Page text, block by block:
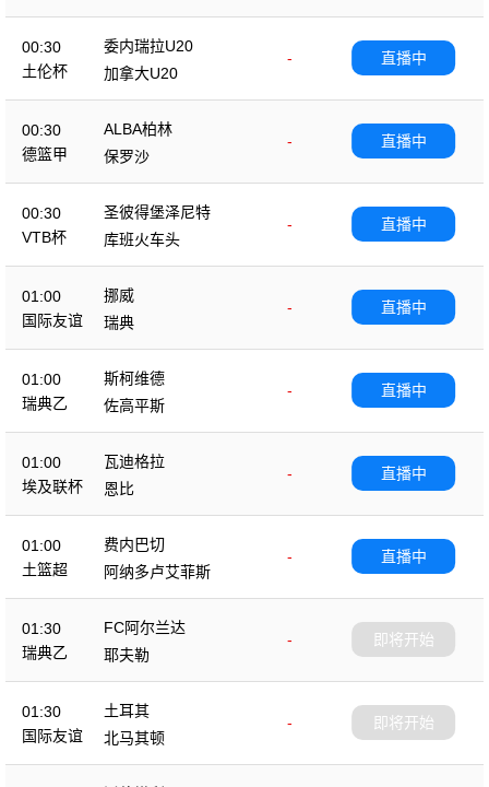
00:30
土伦杯
委内瑞拉U20
-
加拿大U20
直播中
00:30
德篮甲
ALBA柏林
-
保罗沙
直播中
00:30
VTB杯
圣彼得堡泽尼特
-
库班火车头
直播中
01:00
国际友谊
挪威
-
瑞典
直播中
01:00
瑞典乙
斯柯维德
-
佐高平斯
直播中
01:00
埃及联杯
瓦迪格拉
-
恩比
直播中
01:00
土篮超
费内巴切
-
阿纳多卢艾菲斯
直播中
01:30
瑞典乙
FC阿尔兰达
-
耶夫勒
即将开始
01:30
国际友谊
土耳其
-
北马其顿
即将开始